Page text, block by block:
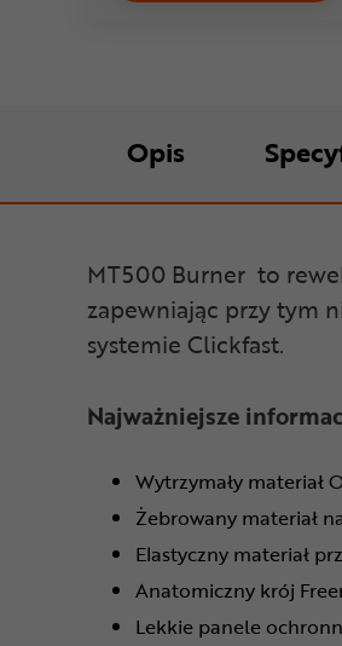
Opis
MT500 Burner to
zapewniając przy tym
systemie Clickfast.
Najważniejsze
Wytrzymały materiał
Żebrowany materiał
Elastyczny materiał
Anatomiczny krój
Lekkie panele